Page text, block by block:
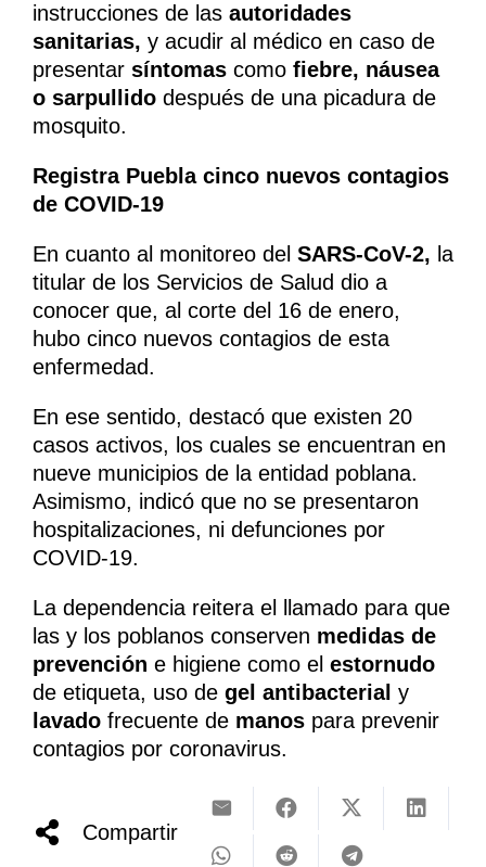
instrucciones de las autoridades
sanitarias, y acudir al médico en caso de
presentar síntomas como fiebre, náusea
o sarpullido después de una picadura de
mosquito.
Registra Puebla cinco nuevos contagios
de COVID-19
En cuanto al monitoreo del SARS-CoV-2, la
titular de los Servicios de Salud dio a
conocer que, al corte del 16 de enero,
hubo cinco nuevos contagios de esta
enfermedad.
En ese sentido, destacó que existen 20
casos activos, los cuales se encuentran en
nueve municipios de la entidad poblana.
Asimismo, indicó que no se presentaron
hospitalizaciones, ni defunciones por
COVID-19.
La dependencia reitera el llamado para que
las y los poblanos conserven medidas de
prevención e higiene como el estornudo
de etiqueta, uso de gel antibacterial y
lavado frecuente de manos para prevenir
contagios por coronavirus.
Compartir